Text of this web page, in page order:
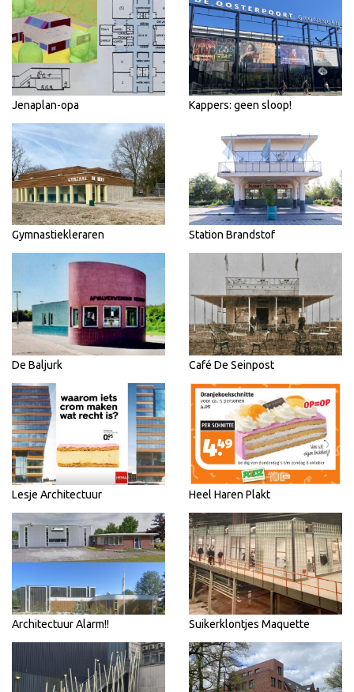
Jenaplan-opa Kappers: geen sloop!
Gymnastiekleraren Station Brandstof
De Baljurk Café De Seinpost
Lesje Architectuur Heel Haren Plakt
Architectuur Alarm!! Suikerklontjes Maquette